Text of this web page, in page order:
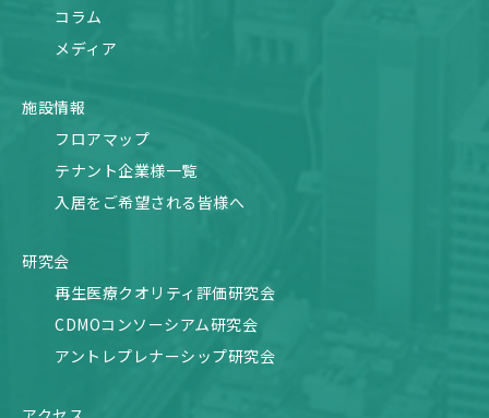
コラム
メディア
施設情報
フロアマップ
テナント企業様一覧
入居をご希望される皆様へ
研究会
再生医療クオリティ評価研究会
CDMOコンソーシアム研究会
アントレプレナーシップ研究会